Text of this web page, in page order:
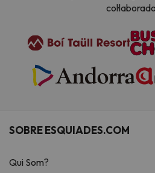
SOBRE ESQUIADES.COM
Qui Som?